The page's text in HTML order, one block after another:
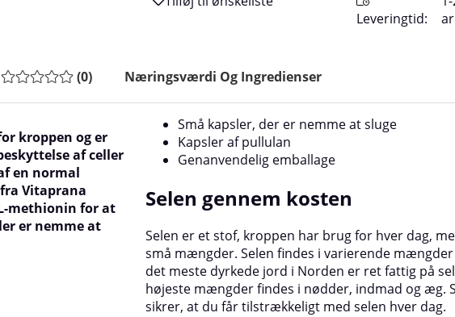
Leveringtid:
(0) Næringsværdi Og Ingredienser
kroppen og er
af celler
en normal
Vitaprana
methionin for at
er nemme at
Små kapsler, der er nemme at sluge
Kapsler af pullulan
Genanvendelig emballage
Selen gennem kosten
Selen er et stof, kroppen har brug for hver dag,
små mængder. Selen findes i varierende mængder
det meste dyrkede jord i Norden er ret fattig på
højeste mængder findes i nødder, indmad og æg.
sikrer, at du får tilstrækkeligt med selen hver dag.